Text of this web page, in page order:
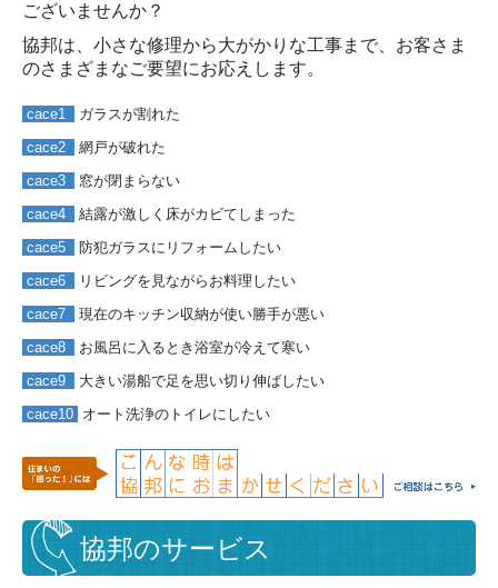
ございませんか？
協邦は、小さな修理から大がかりな工事まで、お客さま
のさまざまなご要望にお応えします。
cace1
ガラスが割れた
cace2
網戸が破れた
cace3
窓が閉まらない
cace4
結露が激しく床がカビてしまった
cace5
防犯ガラスにリフォームしたい
cace6
リビングを見ながらお料理したい
cace7
現在のキッチン収納が使い勝手が悪い
cace8
お風呂に入るとき浴室が冷えて寒い
cace9
大きい湯船で足を思い切り伸ばしたい
cace10 オート洗浄のトイレにしたい
協邦のサービス